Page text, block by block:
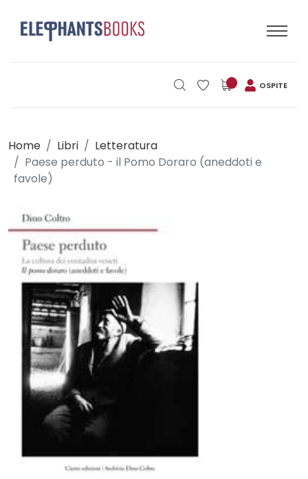
OSPITE
Home Libri
Letteratura
Paese perduto - il Pomo Doraro (aneddoti e
favole)